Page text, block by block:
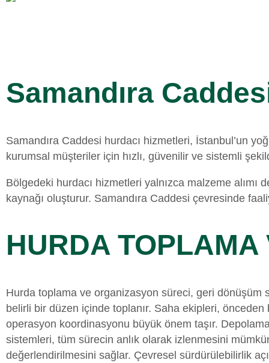
Samandıra
Samandıra Caddesi hurdacı hizmetleri, İstanbul’un
kurumsal müşteriler için hızlı, güvenilir ve sistemli
Bölgedeki hurdacı hizmetleri yalnızca malzeme
kaynağı oluşturur. Samandıra Caddesi çevresinde
HURDA
Hurda toplama ve organizasyon süreci, geri dönüşüm
belirli bir düzen içinde toplanır. Saha ekipleri,
operasyon koordinasyonu büyük önem taşır.
sistemleri, tüm sürecin anlık olarak izlenmesini
değerlendirilmesini sağlar. Çevresel sürdürülebilirlik